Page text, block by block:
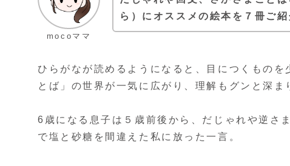
mocoママ
ら）にオススメの絵本を７冊ご紹
ひらがなが読めるようになると、目につくもの
とば」の世界が一気に広がり、理解もグンと深ま
6歳になる息子は５歳前後から、だじゃれや逆さ
で塩と砂糖を間違えた私に放った一言。